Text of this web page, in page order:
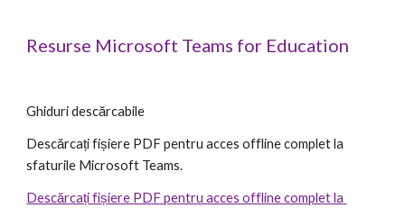
Resurse Microsoft Teams for Education
Ghiduri descărcabile
Descărcați fișiere PDF pentru acces offline complet la
sfaturile Microsoft Teams.
Descărcați fișiere PDF pentru acces offline complet la